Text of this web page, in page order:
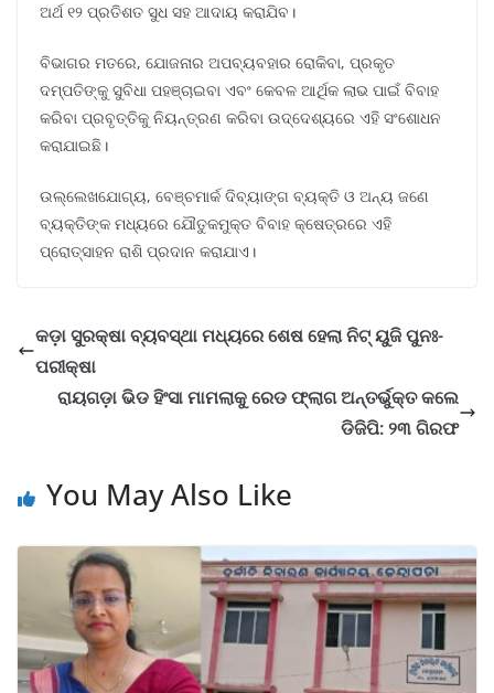
ଅର୍ଥ ୧୨ ପ୍ରତିଶତ ସୁଧ ସହ ଆଦାୟ କରାଯିବ।
ବିଭାଗର ମତରେ, ଯୋଜନାର ଅପବ୍ୟବହାର ରୋକିବା, ପ୍ରକୃତ
ଦମ୍ପତିଙ୍କୁ ସୁବିଧା ପହଞ୍ଚାଇବା ଏବଂ କେବଳ ଆର୍ଥିକ ଲାଭ ପାଇଁ ବିବାହ
କରିବା ପ୍ରବୃତ୍ତିକୁ ନିୟନ୍ତ୍ରଣ କରିବା ଉଦ୍ଦେଶ୍ୟରେ ଏହି ସଂଶୋଧନ
କରାଯାଇଛି।
ଉଲ୍ଲେଖଯୋଗ୍ୟ, ବେଞ୍ଚମାର୍କ ଦିବ୍ୟାଙ୍ଗ ବ୍ୟକ୍ତି ଓ ଅନ୍ୟ ଜଣେ
ବ୍ୟକ୍ତିଙ୍କ ମଧ୍ୟରେ ଯୌତୁକମୁକ୍ତ ବିବାହ କ୍ଷେତ୍ରରେ ଏହି
ପ୍ରୋତ୍ସାହନ ରାଶି ପ୍ରଦାନ କରାଯାଏ।
କଡ଼ା ସୁରକ୍ଷା ବ୍ୟବସ୍ଥା ମଧ୍ୟରେ ଶେଷ ହେଲା ନିଟ୍ ୟୁଜି ପୁନଃ-
ପରୀକ୍ଷା
ରାୟଗଡ଼ା ଭିଡ ହିଂସା ମାମଲାକୁ ରେଡ ଫ୍ଲାଗ ଅନ୍ତର୍ଭୁକ୍ତ କଲେ
ଡିଜିପି: ୨୩ ଗିରଫ
You May Also Like